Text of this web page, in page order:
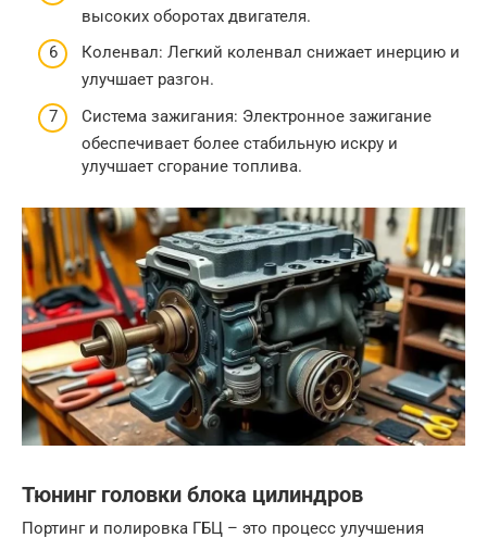
высоких оборотах двигателя.
Коленвал: Легкий коленвал снижает инерцию и
улучшает разгон.
Система зажигания: Электронное зажигание
обеспечивает более стабильную искру и
улучшает сгорание топлива.
Тюнинг головки блока цилиндров
Портинг и полировка ГБЦ – это процесс улучшения